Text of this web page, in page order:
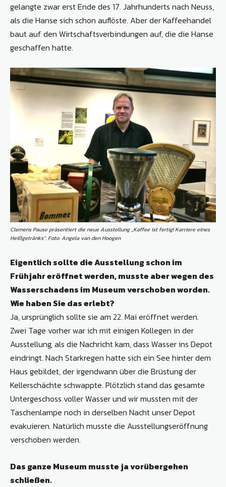
gelangte zwar erst Ende des 17. Jahrhunderts nach Neuss,
als die Hanse sich schon auflöste. Aber der Kaffeehandel
baut auf den Wirtschaftsverbindungen auf, die die Hanse
geschaffen hatte.
Clemens Pause präsentiert die neue Ausstellung „Kaffee ist fertig! Karriere eines
Heißgetränks“. Foto: Angela van den Hoogen
Eigentlich sollte die Ausstellung schon im
Frühjahr eröffnet werden, musste aber wegen des
Wasserschadens im Museum verschoben worden.
Wie haben Sie das erlebt?
Ja, ursprünglich sollte sie am 22. Mai eröffnet werden.
Zwei Tage vorher war ich mit einigen Kollegen in der
Ausstellung, als die Nachricht kam, dass Wasser ins Depot
eindringt. Nach Starkregen hatte sich ein See hinter dem
Haus gebildet, der irgendwann über die Brüstung der
Kellerschächte schwappte. Plötzlich stand das gesamte
Untergeschoss voller Wasser und wir mussten mit der
Taschenlampe noch in derselben Nacht unser Depot
evakuieren. Natürlich musste die Ausstellungseröffnung
verschoben werden.
Das ganze Museum musste ja vorübergehen
schließen.